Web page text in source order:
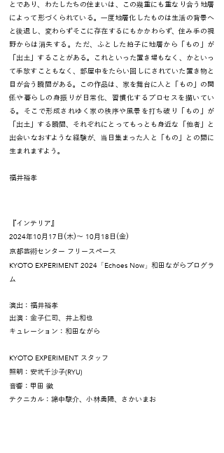
とであり、わたしたちの住まいは、この幾重にも重なり合う地層
によって形づくられている。一度地層化したものは生活の背景へ
と後退し、変わらずそこに存在するにもかかわらず、住み手の視
野からは消失する。ただ、ふとした拍子に地層から「もの」が
「出土」することがある。これといった置き場もなく、かといっ
て手放すこともなく、部屋中をたらい回しにされていた置き物と
目が合う瞬間がある。この作品は、家を舞台に人と「もの」の関
係や暮らしの身振りが日常化、習慣化するプロセスを描いてい
る。そこで形成されゆく家の秩序や風景を打ち破り「もの」が
「出土」する瞬間、それぞれにとってもっとも身近な「他者」と
出会いなおすような経験が、当日集まった人と「もの」との間に
生まれますよう。
​福井裕孝
『インテリア』
2024年 10月 17 日(木)〜 10月 18 日(金)
京都芸術センター フリースペース
KYOTO EXPERIMENT 2024「Echoes Now」 和田ながらプログラ
ム
演出：福井裕孝
出演：金子仁司、井上和也
キュレーション：和田ながら
KYOTO EXPERIMENT スタッフ
照明：安武千沙子(RYU)
音響：甲田 徹
テクニカル：綿中駿介、小林勇陽、さかいまお